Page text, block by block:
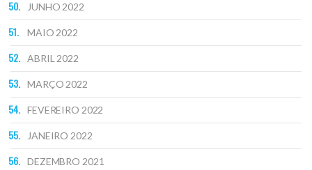
JUNHO 2022
MAIO 2022
ABRIL 2022
MARÇO 2022
FEVEREIRO 2022
JANEIRO 2022
DEZEMBRO 2021